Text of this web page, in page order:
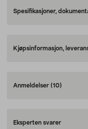
Spesifikasjoner,
Kjøpsinformasjon,
Anmeldelser (10)
Eksperten svarer